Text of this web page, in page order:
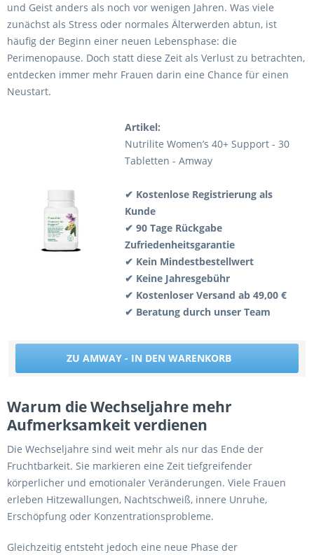
und Geist anders als noch vor wenigen Jahren. Was viele
zunächst als Stress oder normales Älterwerden abtun, ist
häufig der Beginn einer neuen Lebensphase: die
Perimenopause. Doch statt diese Zeit als Verlust zu betrachten,
entdecken immer mehr Frauen darin eine Chance für einen
Neustart.
Artikel:
Nutrilite Women’s 40+ Support - 30
Tabletten - Amway
✔ Kostenlose Registrierung als
Kunde
✔ 90 Tage Rückgabe
Zufriedenheitsgarantie
✔ Kein Mindestbestellwert
✔ Keine Jahresgebühr
✔ Kostenloser Versand ab 49,00 €
✔ Beratung durch unser Team
ZU AMWAY - IN DEN WARENKORB
Warum die Wechseljahre mehr
Aufmerksamkeit verdienen
Die Wechseljahre sind weit mehr als nur das Ende der
Fruchtbarkeit. Sie markieren eine Zeit tiefgreifender
körperlicher und emotionaler Veränderungen. Viele Frauen
erleben Hitzewallungen, Nachtschweiß, innere Unruhe,
Erschöpfung oder Konzentrationsprobleme.
Gleichzeitig entsteht jedoch eine neue Phase der